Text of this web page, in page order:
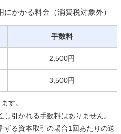
かかる料金（消費税対象外）
手数料
2,500円
3,500円
す。
引かれる手数料はありません。
ずる資本取引の場合1回あたりの送